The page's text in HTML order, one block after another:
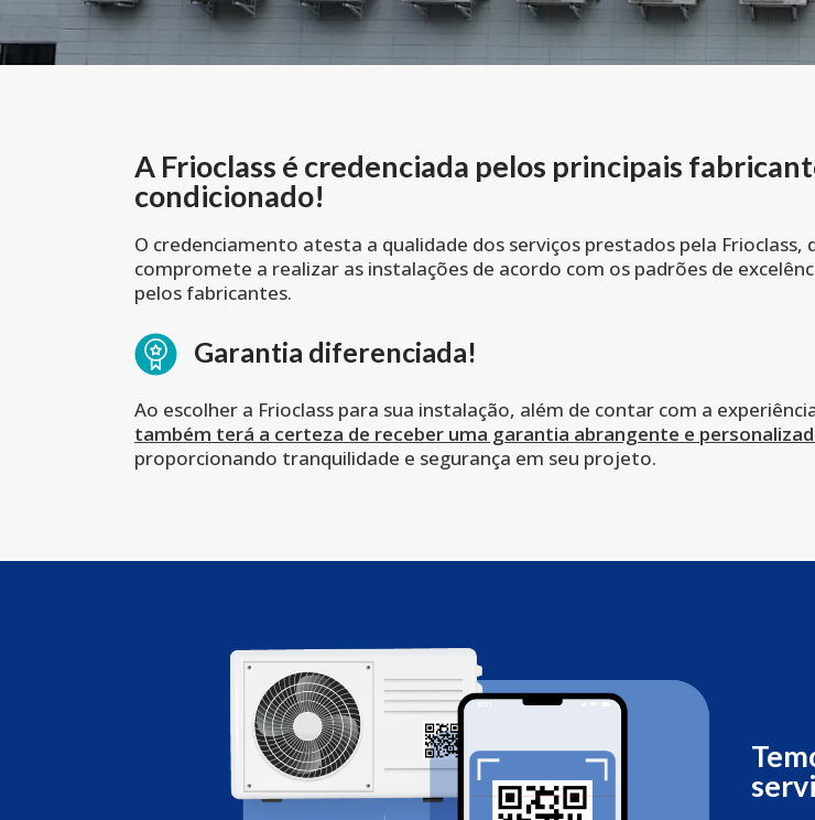
A Frioclass é credenciada pelos principais
condicionado!
O credenciamento atesta a qualidade dos serviços prestados pela Frioclass,
compromete a realizar as instalações de acordo com os padrões de
pelos fabricantes.
Garantia diferenciada!
Ao escolher a Frioclass para sua instalação, além de contar com a
também terá a certeza de receber uma garantia abrangente e
proporcionando tranquilidade e segurança em seu projeto.